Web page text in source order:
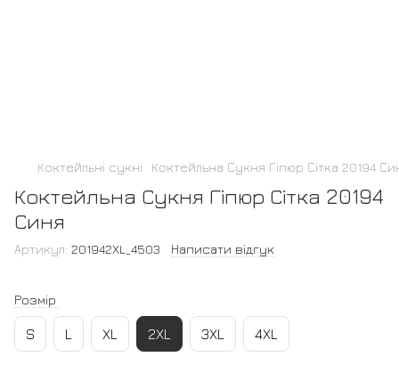
Коктейльні сукні Коктейльна Сукня Гіпюр Сітка 20194
Коктейльна Сукня Гіпюр Сітка 20194
Синя
Артикул: 201942XL_4503 Написати відгук
Розмір
S L XL 2XL 3XL 4XL